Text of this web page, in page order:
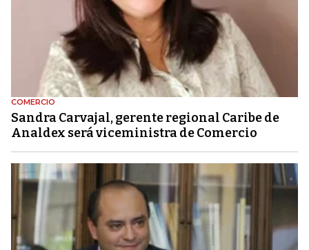
COMERCIO
Sandra Carvajal, gerente regional Caribe de
Analdex será viceministra de Comercio